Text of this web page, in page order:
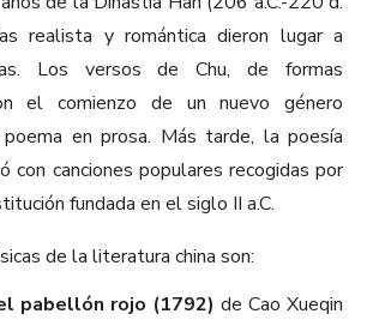
realista y romántica dieron lugar a
Los versos de Chu, de formas
el comienzo de un nuevo género
en prosa. Más tarde, la poesía
con canciones populares recogidas por
fundada en el siglo II a.C.
de la literatura china son:
pabellón rojo (1792) de Cao Xueqin